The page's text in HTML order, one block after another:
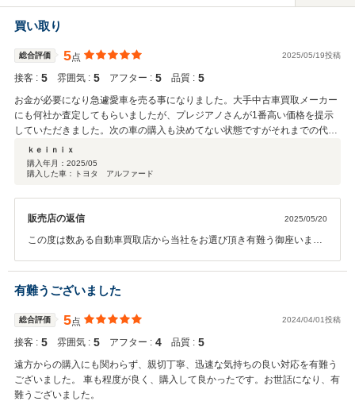
買い取り
総合評価 5点 2025/05/19投稿
接客 : 5 雰囲気 : 5 アフター : 5 品質 : 5
お金が必要になり急遽愛車を売る事になりました。大手中古車買取メーカー
にも何社か査定してもらいましたが、プレジアノさんが1番高い価格を提示
していただきました。次の車の購入も決めてない状態ですがそれまでの代車
も無料で用意していただいて助かりました。購入の際もこちらでお願いした
いと思います。担当の方も感じのいい方で対応も速くてとてもいいお店を見
つけられました。
ｋｅｉｎｉｘ
購入年月： 2025/05
購入した車：トヨタ アルファード
販売店の返信 2025/05/20
この度は数ある自動車買取店から当社をお選び頂き有難う御座いまし
にうれしく思います。今後も何か御座いましたらスタッフ一同全力で
サポートさせて頂きますのでお気軽にご連絡頂ければと思います。
有難うございました
総合評価 5点 2024/04/01投稿
接客 : 5 雰囲気 : 5 アフター : 4 品質 : 5
遠方からの購入にも関わらず、親切丁寧、迅速な気持ちの良い対応を有難う
ございました。 車も程度が良く、購入して良かったです。お世話になり、有
難うございました。